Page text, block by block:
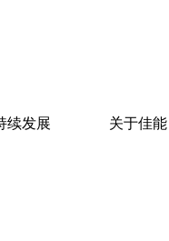
续发展 关于佳能